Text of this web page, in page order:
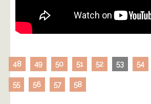
48 49 50 51 52 53 54
55 56 57 58